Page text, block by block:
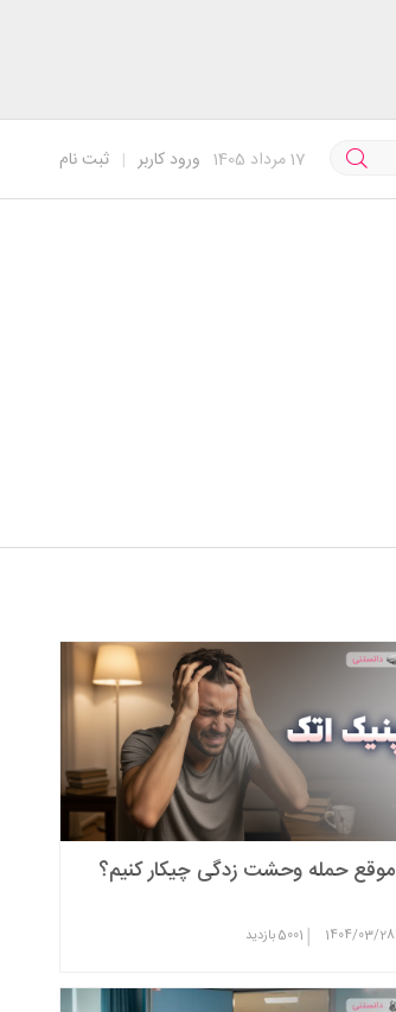
ثبت نام | ورود کاربر 17مرداد 1405
موقع حمله وحشت زدگی چیکار کنیم؟
1404/03/28
|
5001بازدید